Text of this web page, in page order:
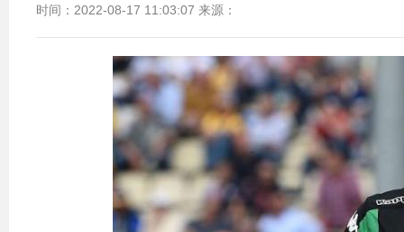
时间：2022-08-17 11:03:07 来源：